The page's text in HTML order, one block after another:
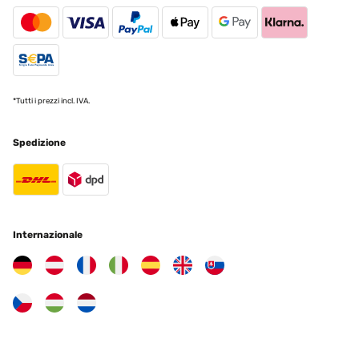
Ottimo prodotto, materiali di qualità. Adesso aspetto di valutare la
durata nel tempo.
Utente Amazon
Saison im Frühherbst. Heizt wirklich gut und macht einen soliden
Eindruck. Zum Stromverbrauch muss man sich im Vorfeld im
Klaren sein, mit 100 Watt kann man keine Wärme erzeugen ……!
*Tutti i prezzi incl. IVA.
Spedizione
Internazionale